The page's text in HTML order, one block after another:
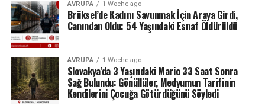
yazında su seviyesi ciddi şekilde gerilemişti.
Ren Şelalesi’ndeki son durum ise İsviçre’de devam eden
yağış eksikliğinin nehir ve göller üzerindeki etkisini
gözler önüne seriyor.
Kaynak: BAFU / BRK News
AVRUPA 1 Woche ago
Brüksel’de Kadını Savunmak İçin Araya Girdi,
Canından Oldu: 54 Yaşındaki Esnaf Öldürüldü
AVRUPA 1 Woche ago
Slovakya’da 3 Yaşındaki Mario 33 Saat Sonra
Sağ Bulundu: Gönüllüler, Medyumun Tarifinin
Kendilerini Çocuğa Götürdüğünü Söyledi